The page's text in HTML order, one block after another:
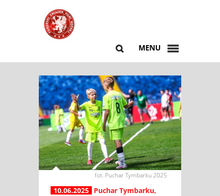
MENU
fot. Puchar Tymbarku 2025
10.06.2025 Puchar Tymbarku,